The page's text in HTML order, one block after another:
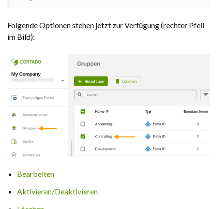
Folgende Optionen stehen jetzt zur Verfügung (rechter Pfeil
im Bild):
Bearbeiten
Aktivieren/Deaktivieren